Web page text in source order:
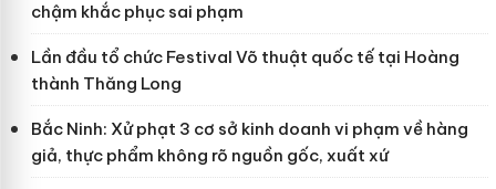
chậm khắc phục sai phạm
Lần đầu tổ chức Festival Võ thuật quốc tế tại Hoàng
thành Thăng Long
Bắc Ninh: Xử phạt 3 cơ sở kinh doanh vi phạm về hàng
giả, thực phẩm không rõ nguồn gốc, xuất xứ